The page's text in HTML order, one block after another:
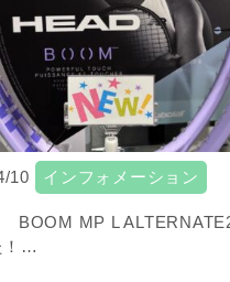
10 インフォメーション
BOOM MP L
！…